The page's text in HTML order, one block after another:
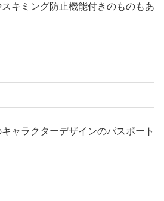
キミング防止機能付きのものもあ
ャラクターデザインのパスポート